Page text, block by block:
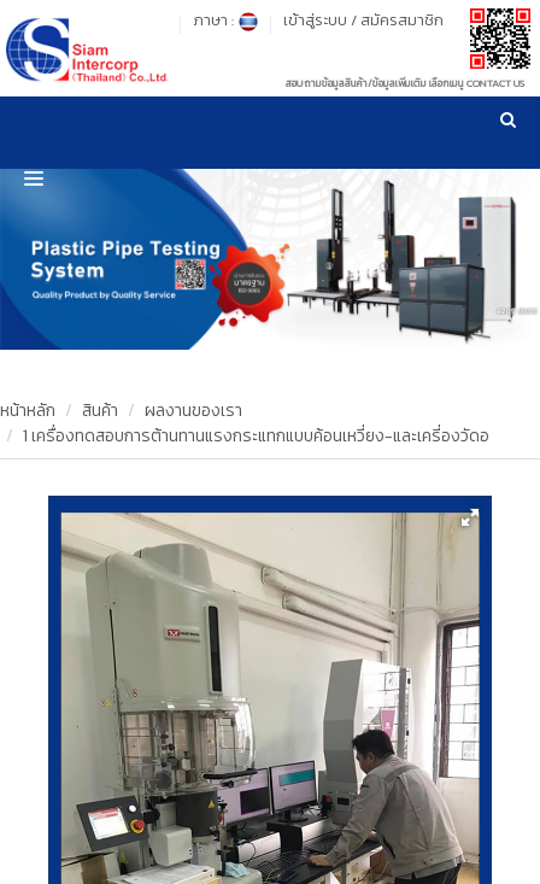
รู้ลึก รู้จริง เรื่องเครื่องมือทดสอบวัสดุ ! ยืน 1 เรื่องมาตรฐานการให้บริการ
เข้าสู่ระบบ / สมัครสมาชิก
ภาษา :
สอบถามข้อมูลสินค้า/ข้อมูลเพิ่มเติม เลือกเมนู CONTACT US
HOME
PRODUCT
OUR CLIENTS
OUR WORKS
CALIBRATION
CONTACT US
หน้าหลัก สินค้า
ผลงานของเรา
1 เครื่องทดสอบการต้านทานแรงกระแทกแบบค้อนเหวี่ยง-และเครี่องวัดอ